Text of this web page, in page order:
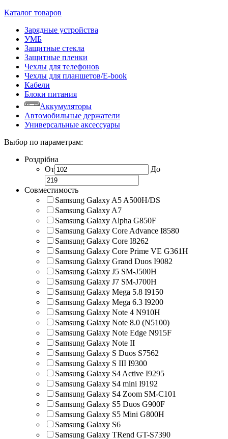
Каталог товаров
Зарядные устройства
УМБ
Защитные стекла
Защитные пленки
Чехлы для телефонов
Чехлы для планшетов/E-book
Кабели
Блоки питания
Аккумуляторы
Автомобильные держатели
Универсальные аксессуары
Выбор по параметрам:
Роздрібна
От
До
Совместимость
Samsung Galaxy A5 A500H/DS
Samsung Galaxy A7
Samsung Galaxy Alpha G850F
Samsung Galaxy Core Advance I8580
Samsung Galaxy Core I8262
Samsung Galaxy Core Prime VE G361H
Samsung Galaxy Grand Duos I9082
Samsung Galaxy J5 SM-J500H
Samsung Galaxy J7 SM-J700H
Samsung Galaxy Mega 5.8 I9150
Samsung Galaxy Mega 6.3 I9200
Samsung Galaxy Note 4 N910H
Samsung Galaxy Note 8.0 (N5100)
Samsung Galaxy Note Edge N915F
Samsung Galaxy Note II
Samsung Galaxy S Duos S7562
Samsung Galaxy S III I9300
Samsung Galaxy S4 Active I9295
Samsung Galaxy S4 mini I9192
Samsung Galaxy S4 Zoom SM-C101
Samsung Galaxy S5 Duos G900F
Samsung Galaxy S5 Mini G800H
Samsung Galaxy S6
Samsung Galaxy TRend GT-S7390